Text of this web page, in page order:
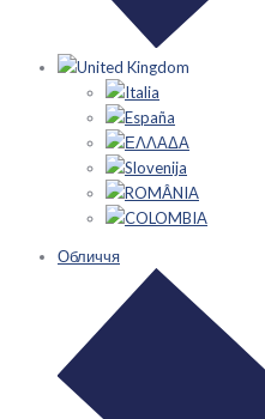
United Kingdom
Italia
España
ΕΛΛΑΔΑ
Slovenija
ROMÂNIA
COLOMBIA
Обличчя